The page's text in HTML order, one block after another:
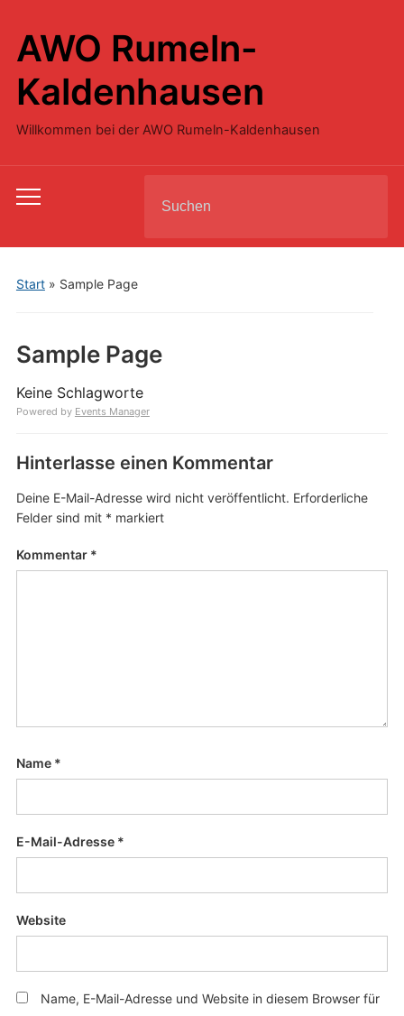
AWO Rumeln-
Kaldenhausen
Willkommen bei der AWO Rumeln-Kaldenhausen
Toggle
menu
for:
Start» Sample Page
Sample Page
Keine Schlagworte
Powered by Events Manager
Hinterlasse einen Kommentar
Deine E-Mail-Adresse wird nicht veröffentlicht. Erforderliche
Felder sind mit * markiert
Kommentar *
Name *
E-Mail-Adresse *
Website
Name, E-Mail-Adresse und Website in diesem Browser für